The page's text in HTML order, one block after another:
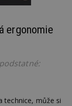
ergonomie
technice, může si